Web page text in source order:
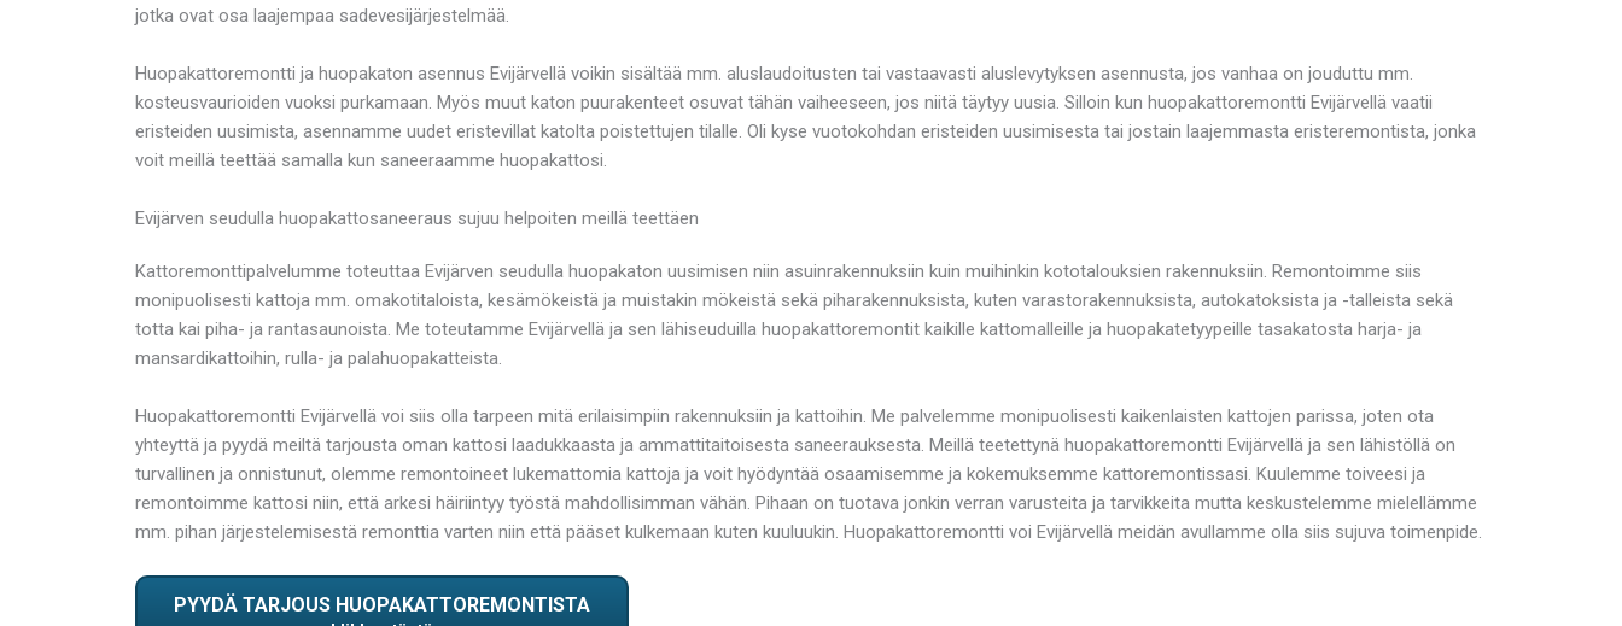
jotka ovat osa laajempaa sadevesijärjestelmää.
Huopakattoremontti ja huopakaton asennus Evijärvellä voikin sisältää mm. aluslaudoitusten tai vastaavasti aluslevytyksen asennusta, jos vanhaa on jouduttu mm.
kosteusvaurioiden vuoksi purkamaan. Myös muut katon puurakenteet osuvat tähän vaiheeseen, jos niitä täytyy uusia. Silloin kun huopakattoremontti Evijärvellä vaatii
eristeiden uusimista, asennamme uudet eristevillat katolta poistettujen tilalle. Oli kyse vuotokohdan eristeiden uusimisesta tai jostain laajemmasta eristeremontista, jonka
voit meillä teettää samalla kun saneeraamme huopakattosi.
Evijärven seudulla huopakattosaneeraus sujuu helpoiten meillä teettäen
Kattoremonttipalvelumme toteuttaa Evijärven seudulla huopakaton uusimisen niin asuinrakennuksiin kuin muihinkin kototalouksien rakennuksiin. Remontoimme siis
monipuolisesti kattoja mm. omakotitaloista, kesämökeistä ja muistakin mökeistä sekä piharakennuksista, kuten varastorakennuksista, autokatoksista ja -talleista sekä
totta kai piha- ja rantasaunoista. Me toteutamme Evijärvellä ja sen lähiseuduilla huopakattoremontit kaikille kattomalleille ja huopakatetyypeille tasakatosta harja- ja
mansardikattoihin, rulla- ja palahuopakatteista.
Huopakattoremontti Evijärvellä voi siis olla tarpeen mitä erilaisimpiin rakennuksiin ja kattoihin. Me palvelemme monipuolisesti kaikenlaisten kattojen parissa, joten ota
yhteyttä ja pyydä meiltä tarjousta oman kattosi laadukkaasta ja ammattitaitoisesta saneerauksesta. Meillä teetettynä huopakattoremontti Evijärvellä ja sen lähistöllä on
turvallinen ja onnistunut, olemme remontoineet lukemattomia kattoja ja voit hyödyntää osaamisemme ja kokemuksemme kattoremontissasi. Kuulemme toiveesi ja
remontoimme kattosi niin, että arkesi häiriintyy työstä mahdollisimman vähän. Pihaan on tuotava jonkin verran varusteita ja tarvikkeita mutta keskustelemme mielellämme
mm. pihan järjestelemisestä remonttia varten niin että pääset kulkemaan kuten kuuluukin. Huopakattoremontti voi Evijärvellä meidän avullamme olla siis sujuva toimenpide.
PYYDÄ TARJOUS HUOPAKATTOREMONTISTA